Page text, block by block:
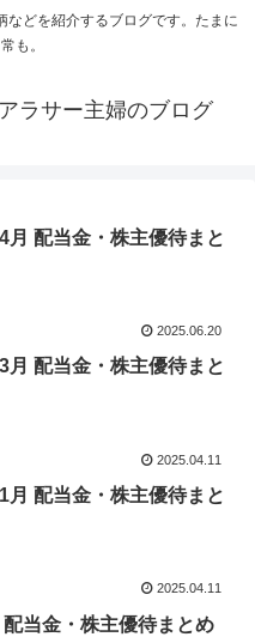
どを紹介するブログです。たまに
も。
ラサー主婦のブログ
月 配当金・株主優待まと
2025.06.20
月 配当金・株主優待まと
2025.04.11
月 配当金・株主優待まと
2025.04.11
当金・株主優待まとめ